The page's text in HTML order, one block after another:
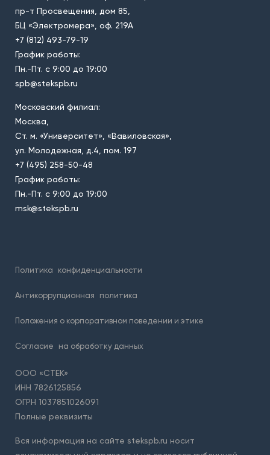
пр-т Просвещения, дом 85,
БЦ «Электромера», оф. 219А
+7 (812) 493-79-19
График работы:
Пн.-Пт. с 9:00 до 19:00
spb@stekspb.ru
Московский филиал:
Москва,
Ст. м. «Университет», «Вавиловская»,
ул. Молодежная, д.4, пом. 197
+7 (495) 258-50-48
График работы:
Пн.-Пт. с 9:00 до 19:00
msk@stekspb.ru
Политика конфиденциальности
Антикоррупционная политика
Положения о корпоративном поведении и этике
Согласие на обработку данных
ООО «СТЕК»
ИНН 7826125856
ОГРН 1037851026091
Полные реквизиты
Вся информация на сайте stekspb.ru носит